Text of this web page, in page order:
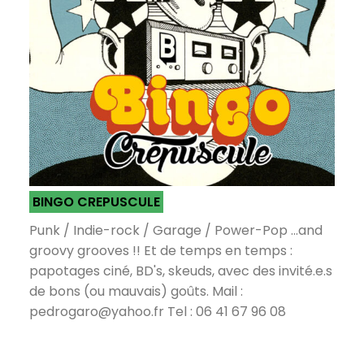
BINGO CREPUSCULE
Punk / Indie-rock / Garage / Power-Pop ...and
groovy grooves !! Et de temps en temps :
papotages ciné, BD's, skeuds, avec des invité.e.s
de bons (ou mauvais) goûts. Mail :
pedrogaro@yahoo.fr Tel : 06 41 67 96 08